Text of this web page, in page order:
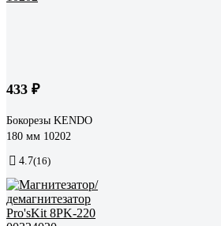
433 ₽
Бокорезы KENDO
180 мм 10202
4.7(16)